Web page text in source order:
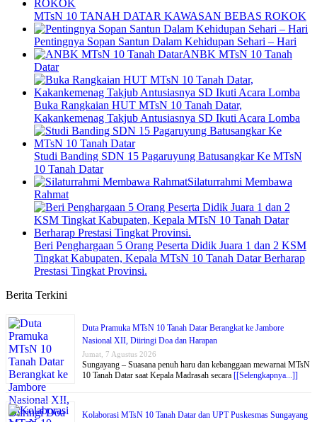
MTsN 10 TANAH DATAR KAWASAN BEBAS ROKOK
Pentingnya Sopan Santun Dalam Kehidupan Sehari – Hari
ANBK MTsN 10 Tanah
Datar
Buka Rangkaian HUT MTsN 10 Tanah Datar,
Kakankemenag Takjub Antusiasnya SD Ikuti Acara Lomba
Studi Banding SDN 15 Pagaruyung Batusangkar Ke MTsN
10 Tanah Datar
Silaturrahmi Membawa
Rahmat
Beri Penghargaan 5 Orang Peserta Didik Juara 1 dan 2 KSM
Tingkat Kabupaten, Kepala MTsN 10 Tanah Datar Berharap
Prestasi Tingkat Provinsi.
Berita Terkini
Duta Pramuka MTsN 10 Tanah Datar Berangkat ke Jambore
Nasional XII, Diiringi Doa dan Harapan
Jumat, 7 Agustus 2026
Sungayang – Suasana penuh haru dan kebanggaan mewarnai MTsN
10 Tanah Datar saat Kepala Madrasah secara [[Selengkapnya...]]
Kolaborasi MTsN 10 Tanah Datar dan UPT Puskesmas Sungayang